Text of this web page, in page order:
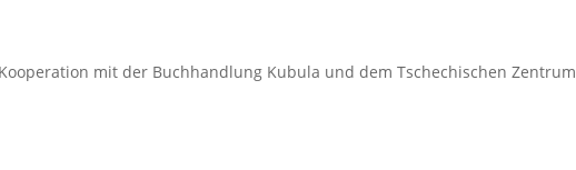
mit der Buchhandlung Kubula und dem Tschechischen Zentrum